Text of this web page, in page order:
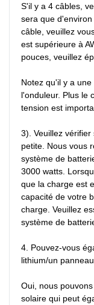
S'il y a 4 câbles,
sera que
câble, veuillez
est supérieure à
pouces, veuillez
Notez qu'il y a
l'onduleur. Plus le
tension est
3). Veuillez
petite. Nous vous
système de
3000 watts.
que la charge est
capacité de votre
charge. Veuillez
système de
4. Pouvez-vous
lithium/un
Oui, nous
solaire qui peut